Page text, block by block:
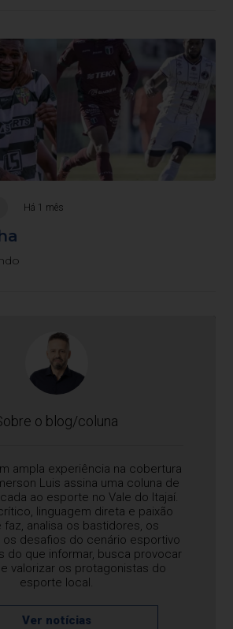
Há 1 mês
o blog/coluna
ampla experiência na cobertura
Luis assina uma coluna de
ao esporte no Vale do Itajaí.
linguagem direta e paixão
faz, analisa os bastidores, os
desafios do cenário esportivo
do que informar, busca provocar
valorizar os protagonistas do
esporte local.
Ver notícias